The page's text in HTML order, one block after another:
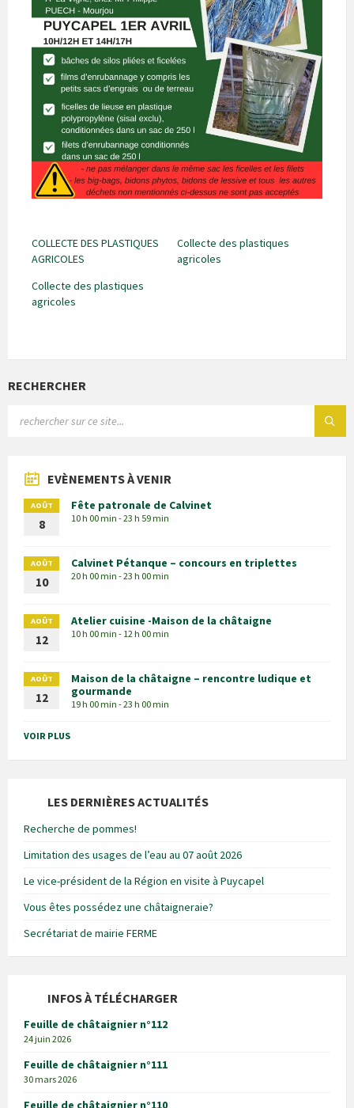
COLLECTE DES PLASTIQUES
AGRICOLES
Collecte des plastiques
agricoles
Collecte des plastiques
agricoles
RECHERCHER
EVÈNEMENTS À VENIR
AOÛT
8
Fête patronale de Calvinet
10 h 00 min - 23 h 59 min
AOÛT
10
Calvinet Pétanque – concours en triplettes
20 h 00 min - 23 h 00 min
AOÛT
12
Atelier cuisine -Maison de la châtaigne
10 h 00 min - 12 h 00 min
AOÛT
12
Maison de la châtaigne – rencontre ludique et
gourmande
19 h 00 min - 23 h 00 min
VOIR PLUS
LES DERNIÈRES ACTUALITÉS
Recherche de pommes!
Limitation des usages de l’eau au 07 août 2026
Le vice-président de la Région en visite à Puycapel
Vous êtes possédez une châtaigneraie?
Secrétariat de mairie FERME
INFOS À TÉLÉCHARGER
Feuille de châtaignier n°112
24 juin 2026
Feuille de châtaignier n°111
30 mars 2026